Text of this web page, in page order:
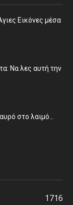
Εικόνες μέσα
Να λες αυτή την
στο λαιμό…
1716